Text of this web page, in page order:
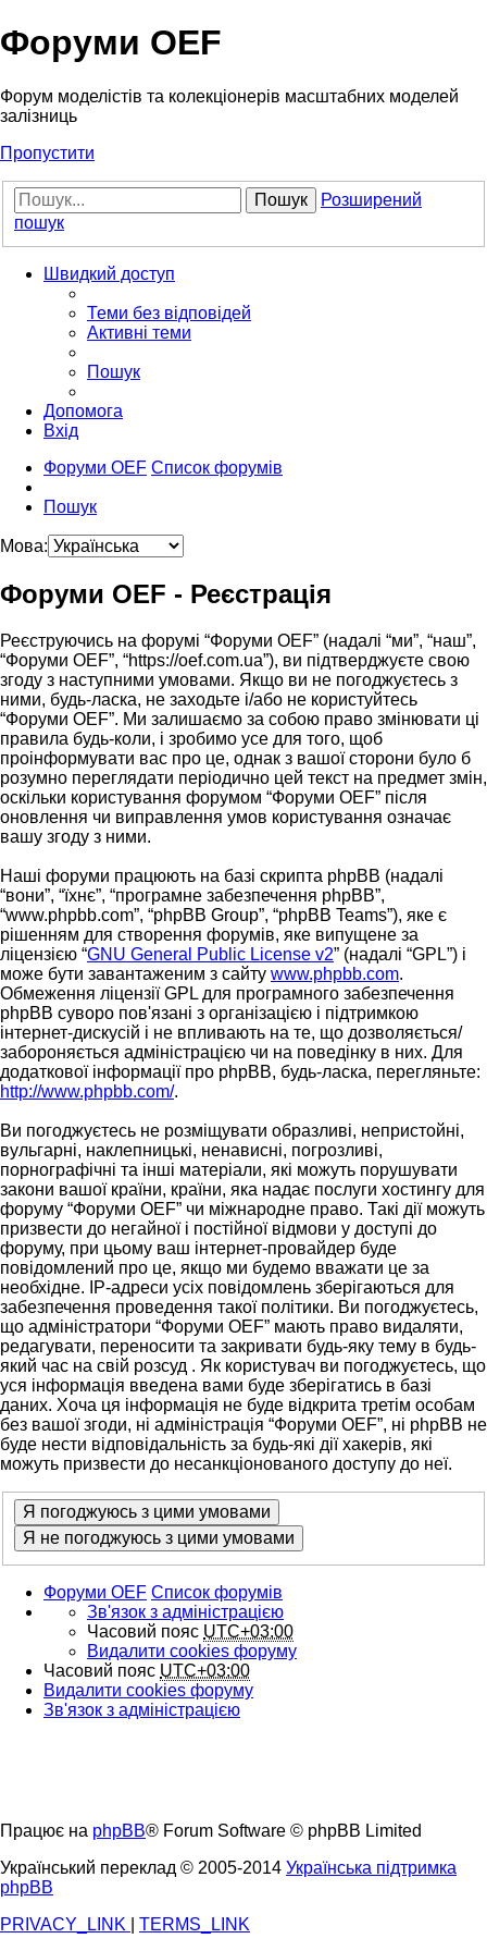
Форуми OEF
Форум моделістів та колекціонерів масштабних моделей
залізниць
Пропустити
Пошук
Розширений
пошук
Швидкий доступ
Теми без відповідей
Активні теми
Пошук
Допомога
Вхід
Форуми OEF Список форумів
Пошук
Мова:
Форуми OEF - Реєстрація
Реєструючись на форумі “Форуми OEF” (надалі “ми”, “наш”,
“Форуми OEF”, “https://oef.com.ua”), ви підтверджуєте свою
згоду з наступними умовами. Якщо ви не погоджуєтесь з
ними, будь-ласка, не заходьте і/або не користуйтесь
“Форуми OEF”. Ми залишаємо за собою право змінювати ці
правила будь-коли, і зробимо усе для того, щоб
проінформувати вас про це, однак з вашої сторони було б
розумно переглядати періодично цей текст на предмет змін,
оскільки користування форумом “Форуми OEF” після
оновлення чи виправлення умов користування означає
вашу згоду з ними.
Наші форуми працюють на базі скрипта phpBB (надалі
“вони”, “їхнє”, “програмне забезпечення phpBB”,
“www.phpbb.com”, “phpBB Group”, “phpBB Teams”), яке є
рішенням для створення форумів, яке випущене за
ліцензією “GNU General Public License v2” (надалі “GPL”) і
може бути завантаженим з сайту www.phpbb.com.
Обмеження ліцензії GPL для програмного забезпечення
phpBB суворо пов'язані з організацією і підтримкою
інтернет-дискусій і не впливають на те, що дозволяється/
забороняється адміністрацією чи на поведінку в них. Для
додаткової інформації про phpBB, будь-ласка, перегляньте:
http://www.phpbb.com/.
Ви погоджуєтесь не розміщувати образливі, непристойні,
вульгарні, наклепницькі, ненависні, погрозливі,
порнографічні та інші матеріали, які можуть порушувати
закони вашої країни, країни, яка надає послуги хостингу для
форуму “Форуми OEF” чи міжнародне право. Такі дії можуть
призвести до негайної і постійної відмови у доступі до
форуму, при цьому ваш інтернет-провайдер буде
повідомлений про це, якщо ми будемо вважати це за
необхідне. IP-адреси усіх повідомлень зберігаються для
забезпечення проведення такої політики. Ви погоджуєтесь,
що адміністратори “Форуми OEF” мають право видаляти,
редагувати, переносити та закривати будь-яку тему в будь-
який час на свій розсуд . Як користувач ви погоджуєтесь, що
уся інформація введена вами буде зберігатись в базі
даних. Хоча ця інформація не буде відкрита третім особам
без вашої згоди, ні адміністрація “Форуми OEF”, ні phpBB не
буде нести відповідальність за будь-які дії хакерів, які
можуть призвести до несанкціонованого доступу до неї.
Форуми OEF Список форумів
Зв'язок з адміністрацією
Часовий пояс UTC+03:00
Видалити cookies форуму
Часовий пояс UTC+03:00
Видалити cookies форуму
Зв'язок з адміністрацією
Працює на phpBB® Forum Software © phpBB Limited
Український переклад © 2005-2014 Українська підтримка
phpBB
PRIVACY_LINK
TERMS_LINK